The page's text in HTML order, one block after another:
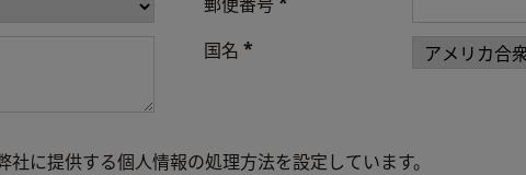
国名 *
社に提供する個人情報の処理方法を設定しています。